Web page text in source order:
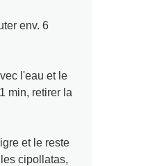
env. 6
l'eau et le
min, retirer la
et le reste
cipollatas,